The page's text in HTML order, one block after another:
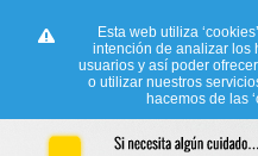
Esta web utiliza
intención de analizar los
usuarios y así poder
o utilizar nuestros
hacemos de las